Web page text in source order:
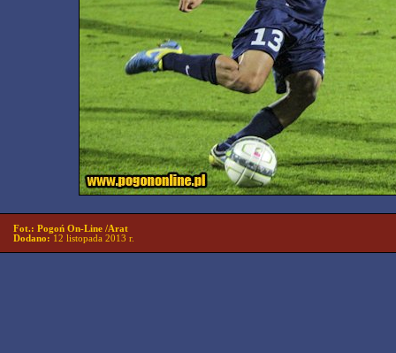
Fot.: Pogoń On-Line /Arat
Dodano: 12 listopada 2013 r.